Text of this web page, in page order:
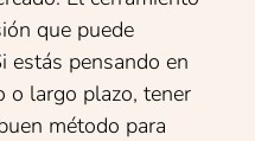
que puede
estás pensando en
o largo plazo, tener
método para